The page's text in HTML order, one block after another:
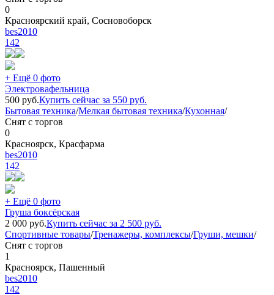
0
Красноярский край, Сосновоборск
bes2010
142
+ Ещё 0 фото
Электровафельница
500 руб.Купить сейчас за 550 руб.
Бытовая техника/Мелкая бытовая техника/Кухонная/
Снят с торгов
0
Красноярск, Красфарма
bes2010
142
+ Ещё 0 фото
Груша боксёрская
2 000 руб.Купить сейчас за 2 500 руб.
Спортивные товары/Тренажеры, комплексы/Груши, мешки/
Снят с торгов
1
Красноярск, Пашенный
bes2010
142